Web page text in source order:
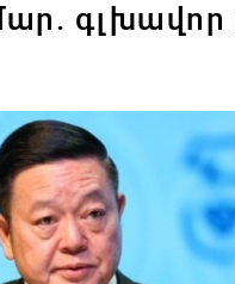
գլխավոր